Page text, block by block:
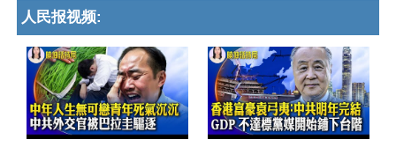
人民报视频: